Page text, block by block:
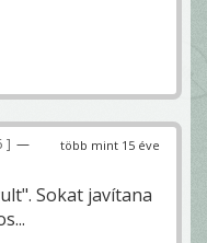
több mint 15 éve
—
Sokat javítana